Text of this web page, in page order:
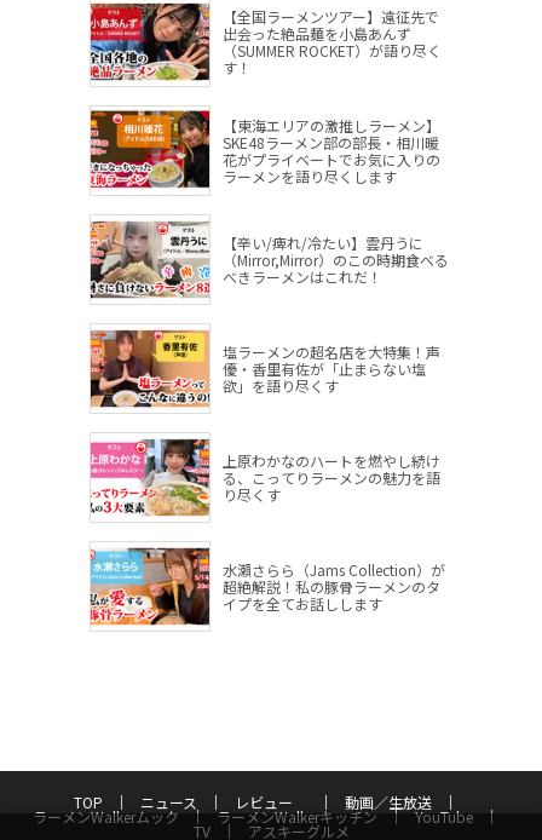
【全国ラーメンツアー】遠征先で
出会った絶品麺を小島あんず
（SUMMER ROCKET）が語り尽く
す！
【東海エリアの激推しラーメン】
SKE48ラーメン部の部長・相川暖
花がプライベートでお気に入りの
ラーメンを語り尽くします
【辛い/痺れ/冷たい】雲丹うに
（Mirror,Mirror）のこの時期食べる
べきラーメンはこれだ！
塩ラーメンの超名店を大特集！声
優・香里有佐が「止まらない塩
欲」を語り尽くす
上原わかなのハートを燃やし続け
る、こってりラーメンの魅力を語
り尽くす
水瀬さらら（Jams Collection）が
超絶解説！私の豚骨ラーメンのタ
イプを全てお話しします
TOP ニュース レビュー 動画／生放送
ラーメンWalkerムック ラーメンWalkerキッチン YouTube
TV アスキーグルメ